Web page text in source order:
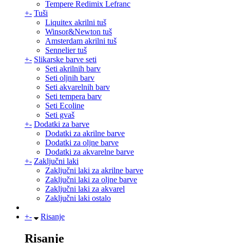
Tempere Redimix Lefranc
+- Tuši
Liquitex akrilni tuš
Winsor&Newton tuš
Amsterdam akrilni tuš
Sennelier tuš
+- Slikarske barve seti
Seti akrilnih barv
Seti oljnih barv
Seti akvarelnih barv
Seti tempera barv
Seti Ecoline
Seti gvaš
+- Dodatki za barve
Dodatki za akrilne barve
Dodatki za oljne barve
Dodatki za akvarelne barve
+- Zaključni laki
Zaključni laki za akrilne barve
Zaključni laki za oljne barve
Zaključni laki za akvarel
Zaključni laki ostalo
+- Risanje
Risanje